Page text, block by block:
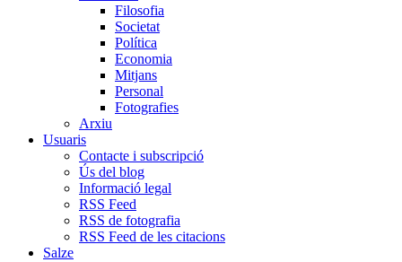
Filosofia
Societat
Política
Economia
Mitjans
Personal
Fotografies
Arxiu
Usuaris
Contacte i subscripció
Ús del blog
Informació legal
RSS Feed
RSS de fotografia
RSS Feed de les citacions
Salze